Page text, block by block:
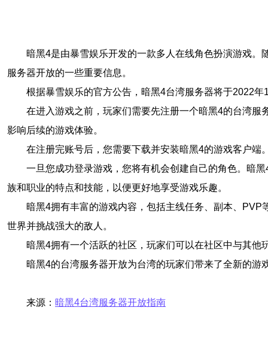
暗黑4是由暴雪娱乐开发的一款多人在线角色扮演游戏
服务器开放的一些重要信息。
根据暴雪娱乐的官方公告，暗黑4台湾服务器将于2022
在进入游戏之前，玩家们需要先注册一个暗黑4的台湾
影响后续的游戏体验。
在注册完账号后，您需要下载并安装暗黑4的游戏客户
一旦您成功登录游戏，您将有机会创建自己的角色。暗
族和职业的特点和技能，以便更好地享受游戏乐趣。
暗黑4拥有丰富的游戏内容，包括主线任务、副本、
世界并挑战强大的敌人。
暗黑4拥有一个活跃的社区，玩家们可以在社区中与其
暗黑4的台湾服务器开放为台湾的玩家们带来了全新的
来源： 暗黑4台湾服务器开放指南